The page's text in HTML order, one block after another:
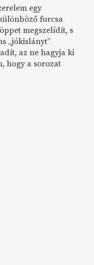
egy
furcsa
megszelídít, s
„jókislányt”
az ne hagyja ki
hogy a sorozat